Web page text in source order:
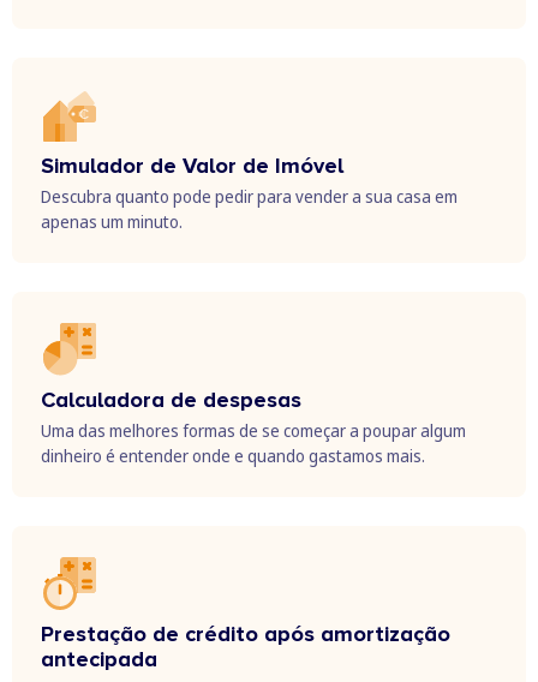
Simulador de Valor de Imóvel
Descubra quanto pode pedir para vender a sua casa em
apenas um minuto.
Calculadora de despesas
Uma das melhores formas de se começar a poupar algum
dinheiro é entender onde e quando gastamos mais.
Prestação de crédito após amortização
antecipada